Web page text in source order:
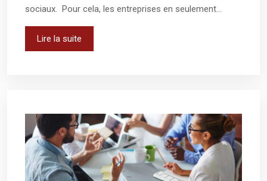
sociaux. Pour cela, les entreprises en seulement…
Lire la suite